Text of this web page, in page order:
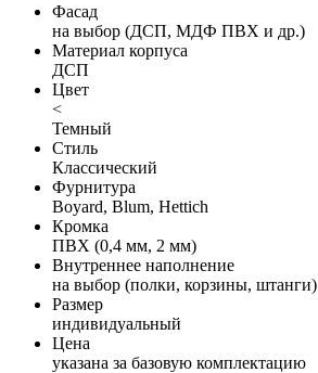
Фасад
на выбор (ДСП, МДФ ПВХ и др.)
Материал корпуса
ДСП
Цвет
<
Темный
Стиль
Классический
Фурнитура
Boyard, Blum, Hettich
Кромка
ПВХ (0,4 мм, 2 мм)
Внутреннее наполнение
на выбор (полки, корзины, штанги)
Размер
индивидуальный
Цена
указана за базовую комплектацию